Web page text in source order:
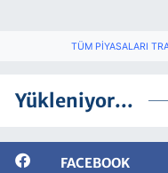
TÜM PIYASALARI
Yükleniyor...
FACEBOOK